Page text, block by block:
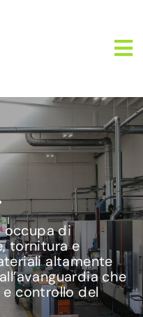
occupa di
tornitura e
altamente
che
controllo del